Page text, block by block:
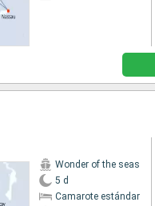
Wonder of the seas
5 d
Camarote estándar